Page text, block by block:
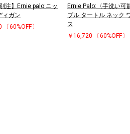
別注】Ernie palo:ニッ
ィガン
〔60%OFF〕
Ernie Palo:〈手洗い可
ブル タートル ネック
ス
￥16,720
〔60%OFF〕